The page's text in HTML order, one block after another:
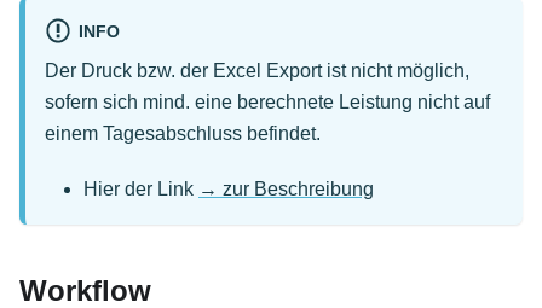
INFO
Der Druck bzw. der Excel Export ist nicht möglich,
sofern sich mind. eine berechnete Leistung nicht auf
einem Tagesabschluss befindet.
Hier der Link → zur Beschreibung
Workflow